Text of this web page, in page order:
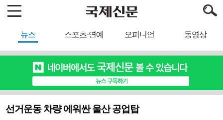
뉴스 스포츠·연예 오피니언 동영상
선거운동 차량 에워싼 울산 공업탑